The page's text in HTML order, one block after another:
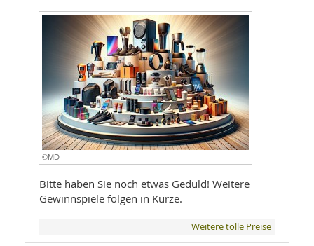
©MD
Bitte haben Sie noch etwas Geduld! Weitere
Gewinnspiele folgen in Kürze.
Weitere tolle Preise